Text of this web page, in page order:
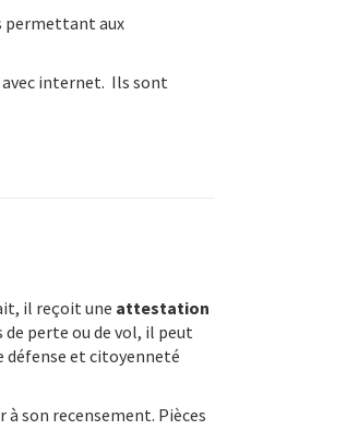
permettant aux
avec internet. Ils sont
il reçoit une attestation
perte ou de vol, il peut
défense et citoyenneté
son recensement. Pièces